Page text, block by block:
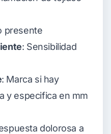
presente
: Sensibilidad
: Marca si hay
y especifica en mm
dolorosa a